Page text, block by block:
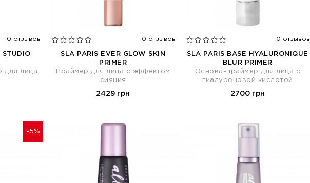
0 отзывов
STUDIO
для лица
0 отзывов
SLA PARIS EVER GLOW SKIN
PRIMER
Праймер для лица с эффектом
сияния
2429 грн
0 отзывов
SLA PARIS BASE HYALURONIQUE
BLUR PRIMER
Основа-праймер для лица с
гиалуроновой кислотой
2700 грн
-5%